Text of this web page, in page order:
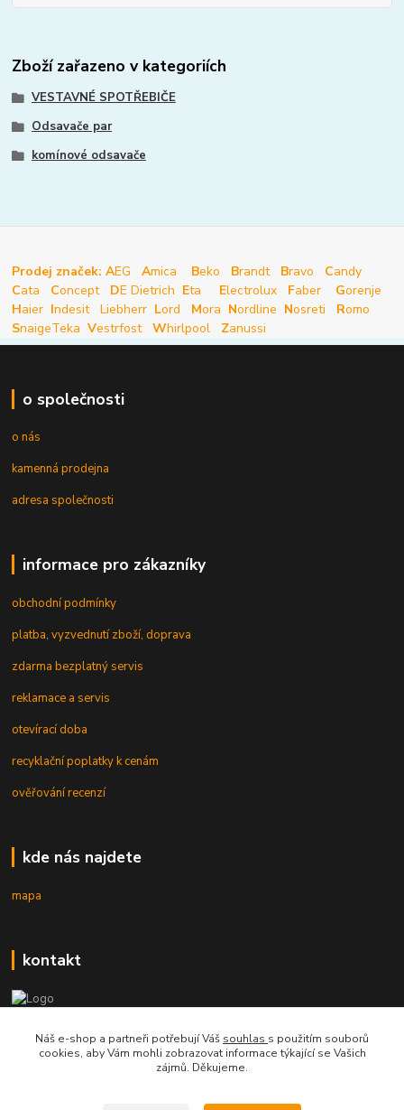
Zboží zařazeno v kategoriích
VESTAVNÉ SPOTŘEBIČE
Odsavače par
komínové odsavače
Prodej značek: AEG Amica Beko Brandt Bravo Candy
Cata Concept DE Dietrich Eta Electrolux Faber Gorenje
Haier Indesit Liebherr Lord Mora Nordline Nosreti Romo
SnaigeTeka Vestrfost Whirlpool Zanussi
o společnosti
o nás
kamenná prodejna
adresa společnosti
informace pro zákazníky
obchodní podmínky
platba, vyzvednutí zboží, doprava
zdarma bezplatný servis
reklamace a servis
otevírací doba
recyklační poplatky k cenám
ověřování recenzí
kde nás najdete
mapa
kontakt
mobil 605 268 512
Po-Pá, 8-16 hod.
Náš e-shop a partneři potřebují Váš souhlas s použitím souborů
cookies, aby Vám mohli zobrazovat informace týkající se Vašich
zájmů. Děkujeme.